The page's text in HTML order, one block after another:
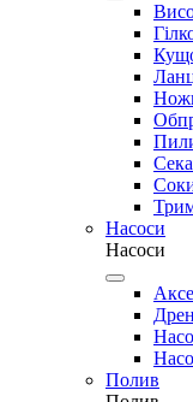
Насоси
Насоси
Полив